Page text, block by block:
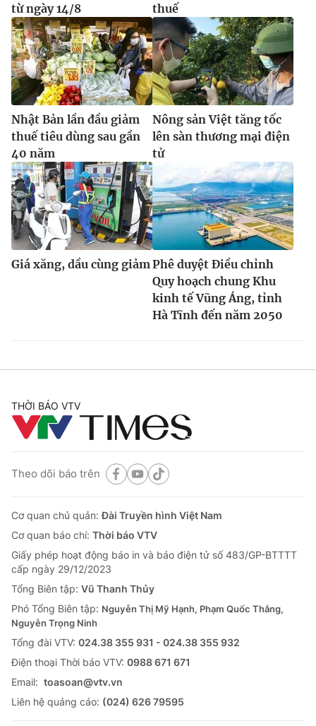
từ ngày 14/8
thuế
Nhật Bản lần đầu giảm
thuế tiêu dùng sau gần
40 năm
Nông sản Việt tăng tốc
lên sàn thương mại điện
tử
Giá xăng, dầu cùng giảm Phê duyệt Điều chỉnh
Quy hoạch chung Khu
kinh tế Vũng Áng, tỉnh
Hà Tĩnh đến năm 2050
THỜI BÁO VTV
Theo dõi báo trên
Cơ quan chủ quản:Đài Truyền hình Việt Nam
Cơ quan báo chí: Thời báo VTV
Giấy phép hoạt động báo in và báo điện tử số 483/GP-BTTTT
cấp ngày 29/12/2023
Tổng Biên tập: Vũ Thanh Thủy
Phó Tổng Biên tập: Nguyễn Thị Mỹ Hạnh, Phạm Quốc Thắng,
Nguyễn Trọng Ninh
Tổng đài VTV: 024.38 355 931 - 024.38 355 932
Ðiện thoại Thời báo VTV: 0988 671 671
Email: toasoan@vtv.vn
Liên hệ quảng cáo: (024) 626 79595